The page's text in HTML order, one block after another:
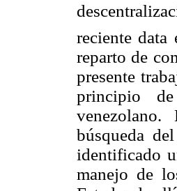
reciente
reparto de
presente
principio
búsqueda
identificado
manejo de